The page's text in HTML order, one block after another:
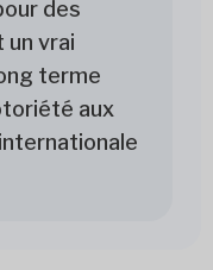
des
vrai
terme
aux